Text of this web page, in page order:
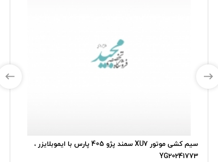
سیم کشی موتور XU7 سمند پژو 405 پارس با ایموبلایزر ،
YG20241773